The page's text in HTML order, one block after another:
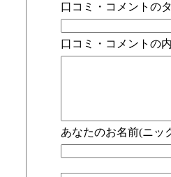
口コミ・コメントの
口コミ・コメントの
あなたのお名前(ニッ